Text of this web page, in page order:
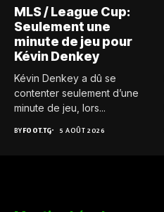
MLS / League Cup:
Seulement une
minute de jeu pour
Kévin Denkey
Kévin Denkey a dû se
contenter seulement d’une
minute de jeu, lors...
BYFOOT.TG 5 AOÛT 2026